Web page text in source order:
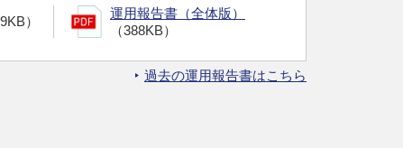
）
運用報告書（全体版）
（388KB）
過去の運用報告書はこちら